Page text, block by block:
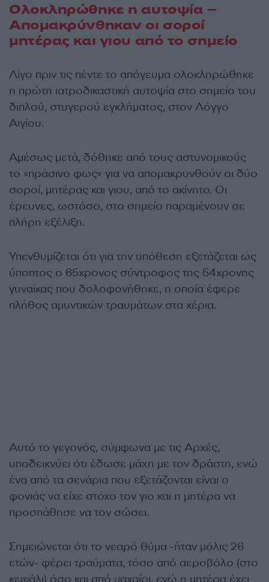
Ολοκληρώθηκε η αυτοψία –
Απομακρύνθηκαν οι σοροί
μητέρας και γιου από το σημείο
Λίγο πριν τις πέντε το απόγευμα ολοκληρώθηκε
η πρώτη ιατροδικαστική αυτοψία στο σημείο του
διπλού, στυγερού εγκλήματος, στον Λόγγο
Αιγίου.
Αμέσως μετά, δόθηκε από τους αστυνομικούς
το «πράσινο φως» για να απομακρυνθούν οι δύο
σοροί, μητέρας και γιου, από το ακίνητο. Οι
έρευνες, ωστόσο, στο σημείο παραμένουν σε
πλήρη εξέλιξη.
Υπενθυμίζεται ότι για την υπόθεση εξετάζεται ως
ύποπτος ο 65χρονος σύντροφος της 54χρονης
γυναίκας που δολοφονήθηκε, η οποία έφερε
πλήθος αμυντικών τραυμάτων στα χέρια.
Αυτό το γεγονός, σύμφωνα με τις Αρχές,
υποδεικνύει ότι έδωσε μάχη με τον δράστη, ενώ
ένα από τα σενάρια που εξετάζονται είναι ο
φονιάς να είχε στόχο τον γιο και η μητέρα να
προσπάθησε να τον σώσει.
Σημειώνεται ότι το νεαρό θύμα -ήταν μόλις 26
ετών- φέρει τραύματα, τόσο από αεροβόλο (στο
κεφάλι) όσο και από μαχαίρι, ενώ η μητέρα έχει